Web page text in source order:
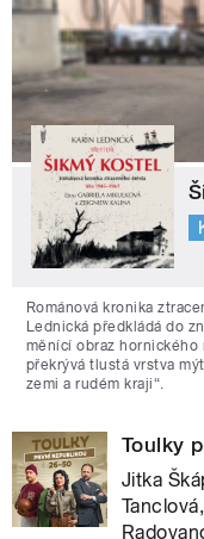
Románová kronika
Lednická předkládá do
měnící obraz
překrývá tlustá vrstva
zemi a rudém kraji“.
Toulky
Jitka